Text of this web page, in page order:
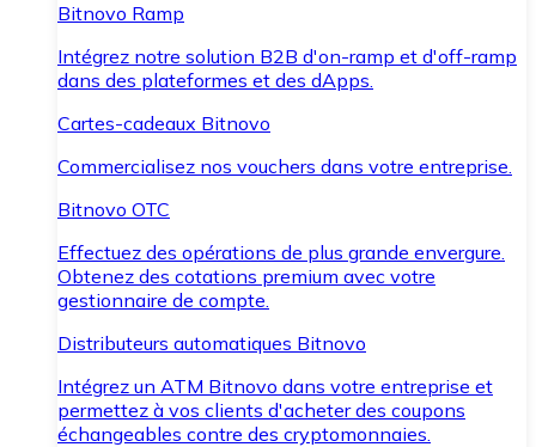
Bitnovo Ramp
Intégrez notre solution B2B d'on-ramp et d'off-ramp
dans des plateformes et des dApps.
Cartes-cadeaux Bitnovo
Commercialisez nos vouchers dans votre entreprise.
Bitnovo OTC
Effectuez des opérations de plus grande envergure.
Obtenez des cotations premium avec votre
gestionnaire de compte.
Distributeurs automatiques Bitnovo
Intégrez un ATM Bitnovo dans votre entreprise et
permettez à vos clients d'acheter des coupons
échangeables contre des cryptomonnaies.